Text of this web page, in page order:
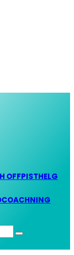
OFFPISTHELG